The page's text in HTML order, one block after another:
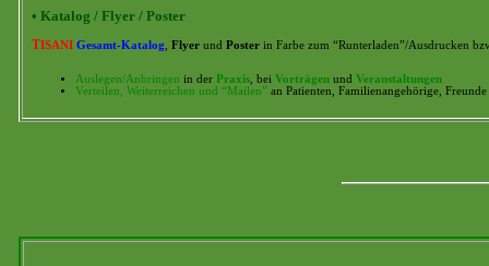
• Katalog / Flyer / Poster
TISANI Gesamt-Katalog Flyer und Poster in Farbe zum “Runterladen”/Ausdrucken
Auslegen/Anbringen in der Praxis , bei Vorträgen und Veranstaltungen
Verteilen, Weiterreichen und “Mailen” an Patienten, Familienangehörige,